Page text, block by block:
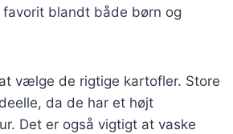
blandt både børn og
vælge de rigtige kartofler. Store
da de har et højt
Det er også vigtigt at vaske